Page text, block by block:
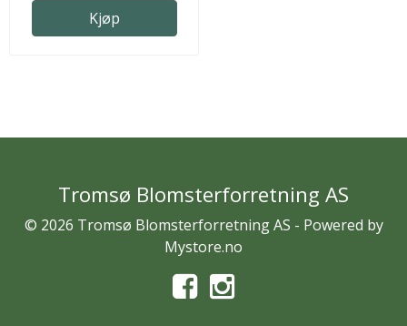
Kjøp
Tromsø Blomsterforretning AS
© 2026 Tromsø Blomsterforretning AS - Powered by
Mystore.no